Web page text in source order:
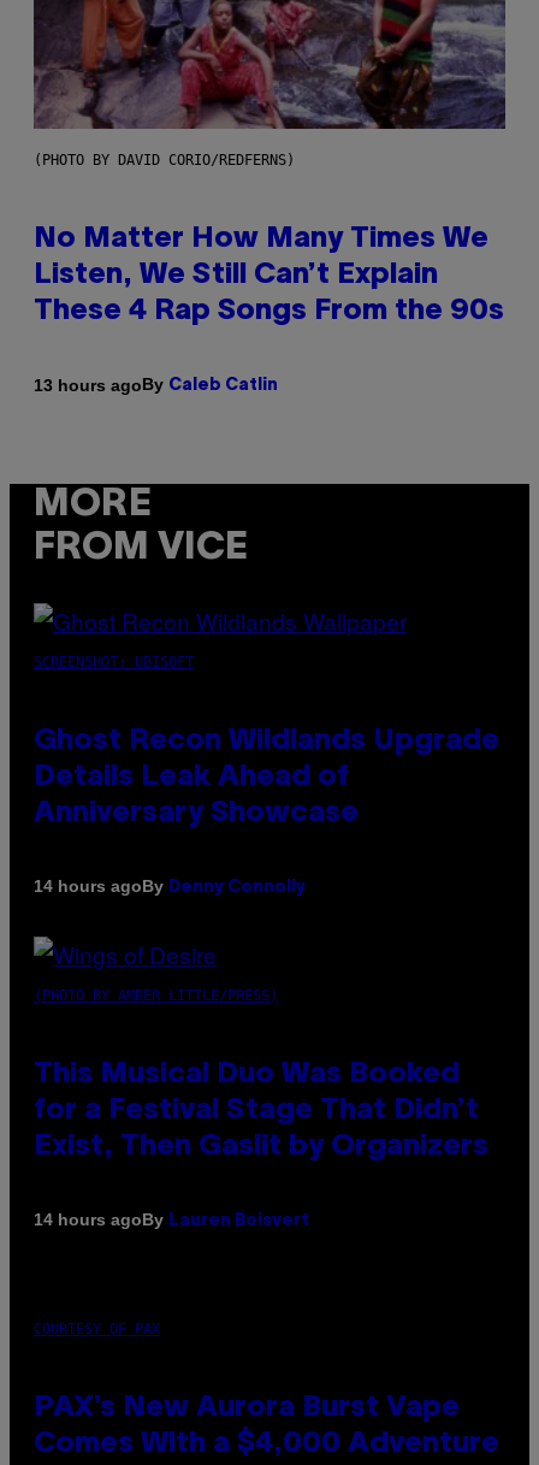
(PHOTO BY DAVID CORIO/REDFERNS)
No Matter How Many Times We
Listen, We Still Can’t Explain
These 4 Rap Songs From the 90s
13 hours agoBy Caleb Catlin
MORE
FROM VICE
SCREENSHOT: UBISOFT
Ghost Recon Wildlands Upgrade
Details Leak Ahead of
Anniversary Showcase
14 hours agoBy Denny Connolly
(PHOTO BY AMBER LITTLE/PRESS)
This Musical Duo Was Booked
for a Festival Stage That Didn’t
Exist, Then Gaslit by Organizers
14 hours agoBy Lauren Boisvert
COURTESY OF PAX
PAX’s New Aurora Burst Vape
Comes With a $4,000 Adventure